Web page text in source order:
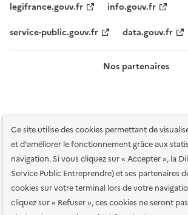
Ce site utilise des cookies permettant de
et d'améliorer le fonctionnement grâce aux
navigation. Si vous cliquez sur « Accepter », la
Service Public Entreprendre) et ses partenaires
cookies sur votre terminal lors de votre
cliquez sur « Refuser », ces cookies ne seront
legifrance.gouv.fr
info.gouv.fr
service-public.gouv.fr
data.gouv.fr
Nos partenaires
Plan du site Accessibilité : totalement conforme
services en ligne
Mentions légales Données